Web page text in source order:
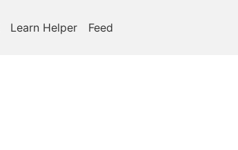
Learn Helper Feed